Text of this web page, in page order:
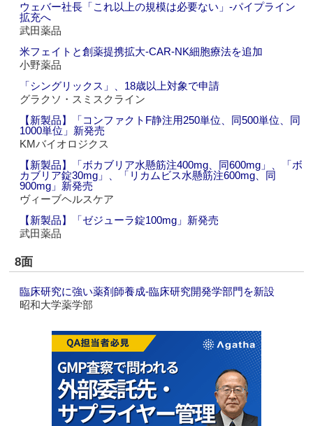
ウェバー社長「これ以上の規模は必要ない」‐パイプライン
拡充へ
武田薬品
米フェイトと創薬提携拡大‐CAR-NK細胞療法を追加
小野薬品
「シングリックス」、18歳以上対象で申請
グラクソ・スミスクライン
【新製品】「コンファクトF静注用250単位、同500単位、同
1000単位」新発売
KMバイオロジクス
【新製品】「ボカブリア水懸筋注400mg、同600mg」、「ボ
カブリア錠30mg」、「リカムビス水懸筋注600mg、同
900mg」新発売
ヴィーブヘルスケア
【新製品】「ゼジューラ錠100mg」新発売
武田薬品
8面
臨床研究に強い薬剤師養成‐臨床研究開発学部門を新設
昭和大学薬学部